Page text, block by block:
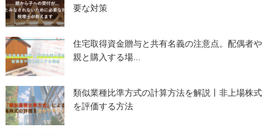
要な対策
住宅取得資金贈与と共有名義の注意点。配偶者や
親と購入する場...
類似業種比準方式の計算方法を解説丨非上場株式
を評価する方法